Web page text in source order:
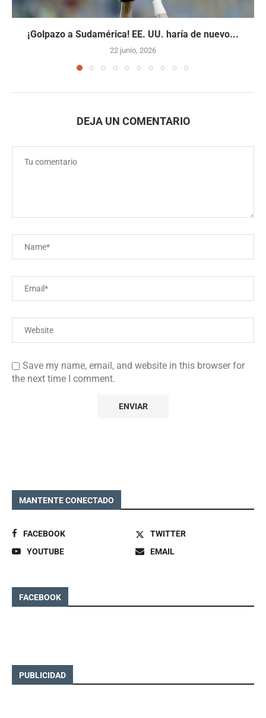
¡Golpazo a Sudamérica! EE. UU. haría de nuevo...
22 junio, 2026
DEJA UN COMENTARIO
Save my name, email, and website in this browser for
the next time I comment.
MANTENTE CONECTADO
FACEBOOK
TWITTER
YOUTUBE
EMAIL
FACEBOOK
PUBLICIDAD